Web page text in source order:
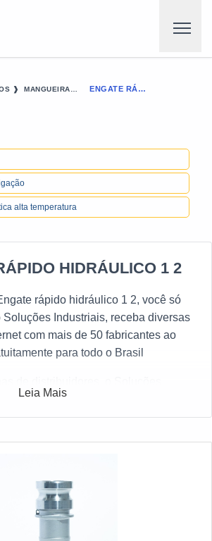
❱ ENGATE RÁPIDO HIDRÁULICO 1 2
alta temperatura
HIDRÁULICO 1 2
rápido hidráulico 1 2, você só
Industriais, receba diversas
com mais de 50 fabricantes ao
para todo o Brasil
business to business mais completo
solicitar uma cotação de Engate
Leia Mais